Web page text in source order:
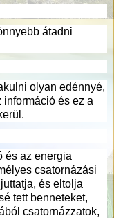
átadni
olyan edénnyé,
és ez a
és az energia
csatornázási
és eltolja
tett benneteket,
csatornázzatok,